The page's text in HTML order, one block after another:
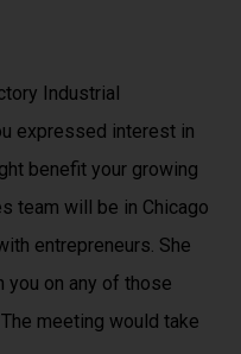
Industrial
expressed interest in
benefit your growing
team will be in Chicago
entrepreneurs. She
on any of those
meeting would take